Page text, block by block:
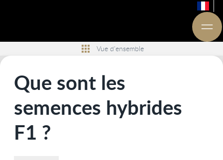
Vue d'ensemble
Que sont les
semences hybrides
F1 ?